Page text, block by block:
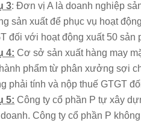
3: Đơn vị A là doanh nghiệp
sản xuất để phục vụ hoạt
đối với hoạt động xuất 50 sản
4: Cơ sở sản xuất hàng may
phẩm từ phân xưởng sợi
phải tính và nộp thuế GTGT
5: Công ty cổ phần P tự xây
Công ty cổ phần P